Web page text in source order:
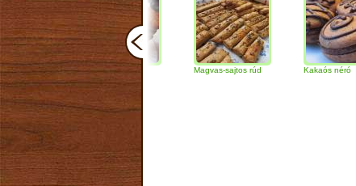
Csokoládés-diós
szendvics
Magvas-sajtos rúd Kakaós néró